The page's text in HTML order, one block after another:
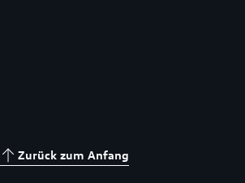
Zurück zum Anfang